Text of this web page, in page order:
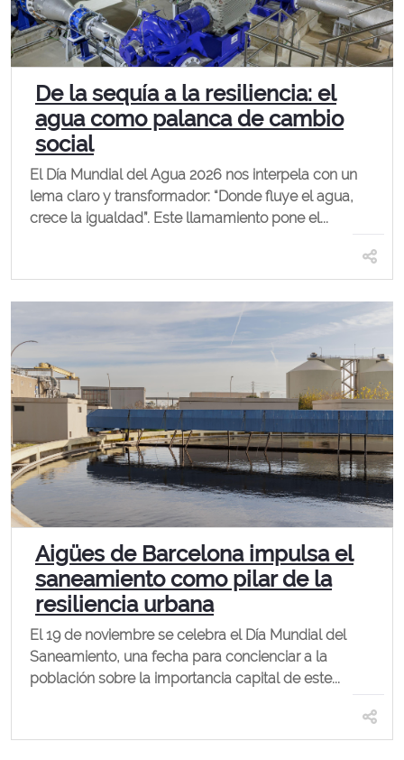
De la sequía a la resiliencia: el
agua como palanca de cambio
social
El Día Mundial del Agua 2026 nos interpela con un
lema claro y transformador: “Donde fluye el agua,
crece la igualdad”. Este llamamiento pone el...
Aigües de Barcelona impulsa el
saneamiento como pilar de la
resiliencia urbana
El 19 de noviembre se celebra el Día Mundial del
Saneamiento, una fecha para concienciar a la
población sobre la importancia capital de este...